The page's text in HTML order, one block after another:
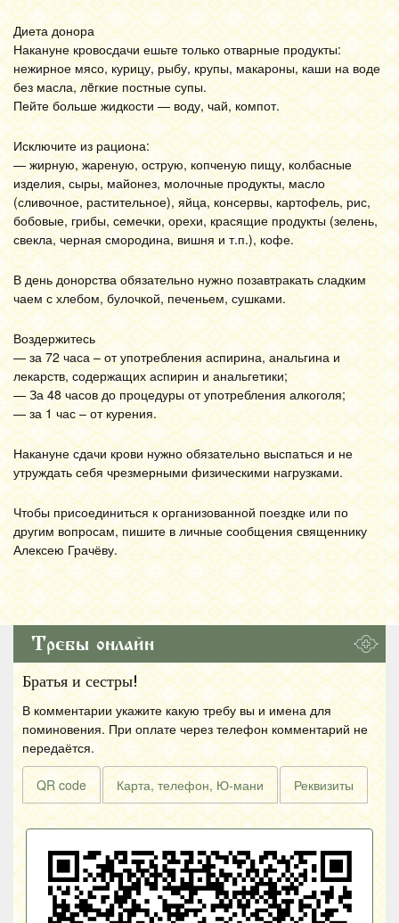
Диета донора
Накануне кровосдачи ешьте только отварные продукты:
нежирное мясо, курицу, рыбу, крупы, макароны, каши на воде
без масла, лëгкие постные супы.
Пейте больше жидкости — воду, чай, компот.
Исключите из рациона:
— жирную, жареную, острую, копченую пищу, колбасные
изделия, сыры, майонез, молочные продукты, масло
(сливочное, растительное), яйца, консервы, картофель, рис,
бобовые, грибы, семечки, орехи, красящие продукты (зелень,
свекла, черная смородина, вишня и т.п.), кофе.
В день донорства обязательно нужно позавтракать сладким
чаем с хлебом, булочкой, печеньем, сушками.
Воздержитесь
— за 72 часа – от употребления аспирина, анальгина и
лекарств, содержащих аспирин и анальгетики;
— За 48 часов до процедуры от употребления алкоголя;
— за 1 час – от курения.
Накануне сдачи крови нужно обязательно выспаться и не
утруждать себя чрезмерными физическими нагрузками.
Чтобы присоединиться к организованной поездке или по
другим вопросам, пишите в личные сообщения священнику
Алексею Грачёву.
Требы онлайн
Братья и сестры!
В комментарии укажите какую требу вы и имена для
поминовения. При оплате через телефон комментарий не
передаётся.
QR code Карта, телефон, Ю-мани Реквизиты